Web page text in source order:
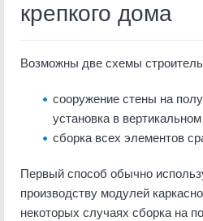
крепкого дома
Возможны две схемы
сооружение стены на
установка в
сборка всех элементов
Первый способ обычно
производству модулей
некоторых случаях сборка на